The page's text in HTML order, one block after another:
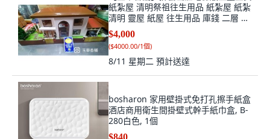
紙紮屋 清明祭祖往生用品 紙紮屋 紙紮
清明 靈屋 紙屋 往生用品 庫錢 二層 小
爐口 紙紮用品 靈, 1個
$4,000
($4000.00/1個)
8/11 星期二 預計送達
bosharon 家用壁掛式免打孔擦手紙盒
酒店商用衛生間掛壁式幹手紙巾盒, B-
280白色, 1個
$840